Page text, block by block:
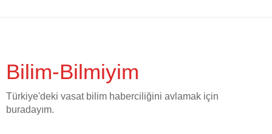
Bilim-Bilmiyim
Türkiye'deki vasat bilim haberciliğini avlamak için
buradayım.